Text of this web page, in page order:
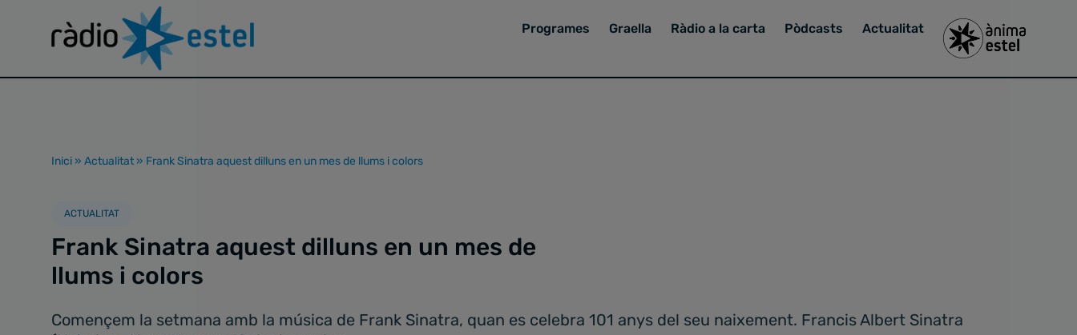
Programes Graella Ràdio a la carta Pòdcasts Actualitat
Inici » Actualitat » Frank Sinatra aquest dilluns en un mes de llums i colors
ACTUALITAT
Frank Sinatra aquest dilluns en un mes de
llums i colors
Començem la setmana amb la música de Frank Sinatra, quan es celebra 101 anys del seu naixement. Francis Albert Sinatra